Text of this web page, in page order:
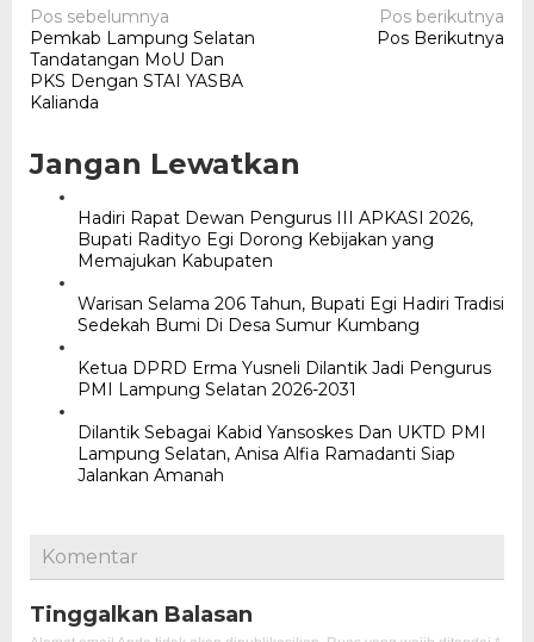
Navigasi
pos
Pos sebelumnya
Pemkab Lampung Selatan
Tandatangan MoU Dan
PKS Dengan STAI YASBA
Kalianda
Pos berikutnya
Pos Berikutnya
Jangan Lewatkan
Hadiri Rapat Dewan Pengurus III APKASI 2026,
Bupati Radityo Egi Dorong Kebijakan yang
Memajukan Kabupaten
Warisan Selama 206 Tahun, Bupati Egi Hadiri Tradisi
Sedekah Bumi Di Desa Sumur Kumbang
Ketua DPRD Erma Yusneli Dilantik Jadi Pengurus
PMI Lampung Selatan 2026-2031
Dilantik Sebagai Kabid Yansoskes Dan UKTD PMI
Lampung Selatan, Anisa Alfia Ramadanti Siap
Jalankan Amanah
Komentar
Tinggalkan Balasan